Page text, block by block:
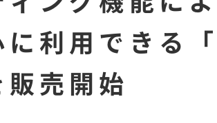
に利用でき
売開始